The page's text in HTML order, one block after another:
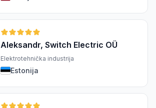
Aleksandr, Switch Electric OÜ
Elektrotehnička industrija
Estonija